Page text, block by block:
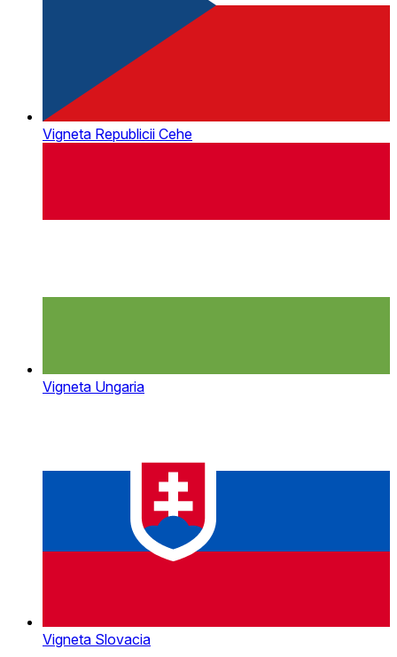
Vigneta Republicii Cehe
Vigneta Ungaria
Vigneta Slovacia